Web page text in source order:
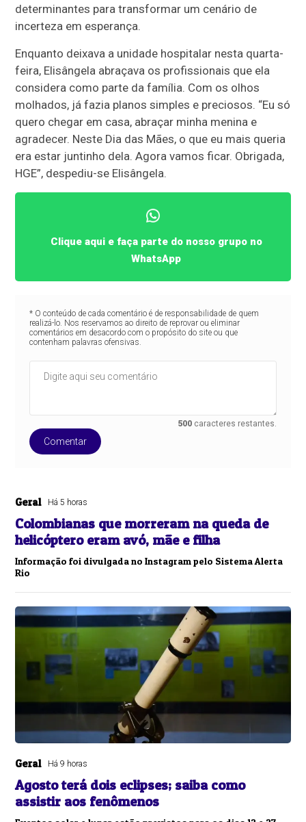
determinantes para transformar um cenário de
incerteza em esperança.
Enquanto deixava a unidade hospitalar nesta quarta-
feira, Elisângela abraçava os profissionais que ela
considera como parte da família. Com os olhos
molhados, já fazia planos simples e preciosos. “Eu só
quero chegar em casa, abraçar minha menina e
agradecer. Neste Dia das Mães, o que eu mais queria
era estar juntinho dela. Agora vamos ficar. Obrigada,
HGE”, despediu-se Elisângela.
Clique aqui e faça parte do nosso grupo no
WhatsApp
* O conteúdo de cada comentário é de responsabilidade de quem
realizá-lo. Nos reservamos ao direito de reprovar ou eliminar
comentários em desacordo com o propósito do site ou que
contenham palavras ofensivas.
500 caracteres restantes.
Comentar
Geral Há 5 horas
Colombianas que morreram na queda de
helicóptero eram avó, mãe e filha
Informação foi divulgada no Instagram pelo Sistema Alerta
Rio
Geral Há 9 horas
Agosto terá dois eclipses; saiba como
assistir aos fenômenos